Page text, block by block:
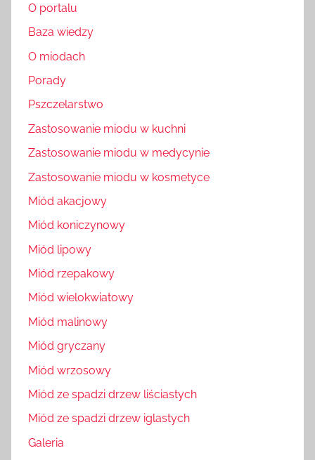
O portalu
Baza wiedzy
O miodach
Porady
Pszczelarstwo
Zastosowanie miodu w kuchni
Zastosowanie miodu w medycynie
Zastosowanie miodu w kosmetyce
Miód akacjowy
Miód koniczynowy
Miód lipowy
Miód rzepakowy
Miód wielokwiatowy
Miód malinowy
Miód gryczany
Miód wrzosowy
Miód ze spadzi drzew liściastych
Miód ze spadzi drzew iglastych
Galeria